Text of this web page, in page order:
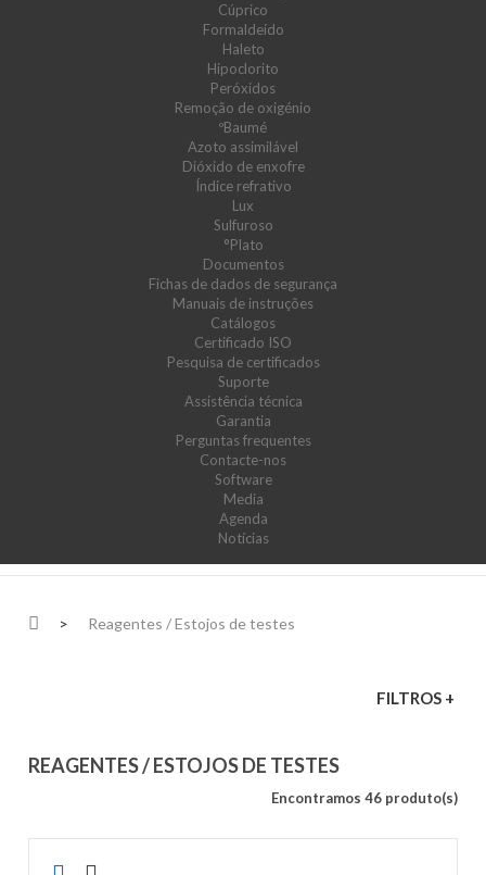
Cúprico
Formaldeído
Haleto
Hipoclorito
Peróxidos
Remoção de oxigénio
ºBaumé
Azoto assimilável
Dióxido de enxofre
Índice refrativo
Lux
Sulfuroso
°Plato
Documentos
Fichas de dados de segurança
Manuais de instruções
Catálogos
Certificado ISO
Pesquisa de certificados
Suporte
Assistência técnica
Garantia
Perguntas frequentes
Contacte-nos
Software
Media
Agenda
Notícias
> Reagentes / Estojos de testes
FILTROS +
REAGENTES / ESTOJOS DE TESTES
Encontramos 46 produto(s)